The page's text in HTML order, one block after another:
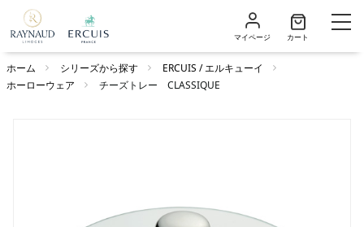
マイページ カート
ホーム シリーズから探す
ERCUIS / エルキューイ
ホーローウェア
チーズトレー CLASSIQUE